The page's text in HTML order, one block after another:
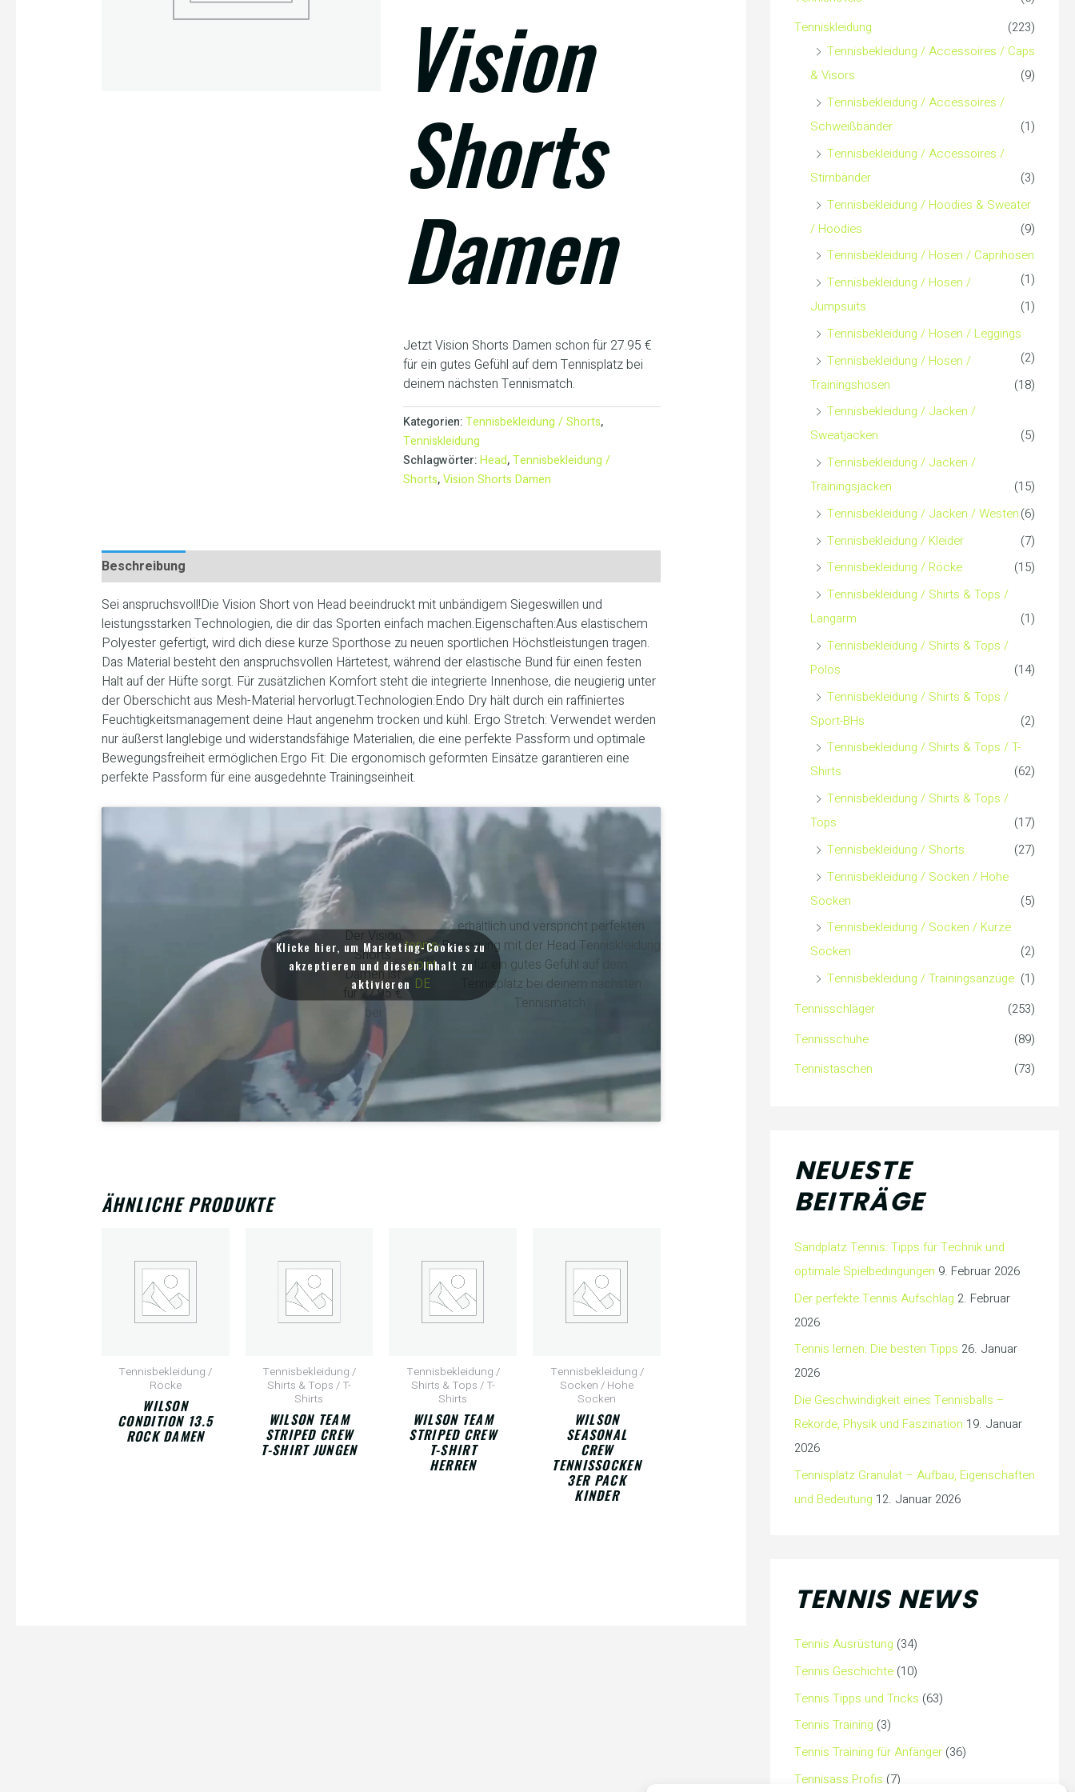
Vision
Shorts
Damen
Jetzt Vision Shorts Damen schon für 27.95 €
für ein gutes Gefühl auf dem Tennisplatz bei
deinem nächsten Tennismatch.
Kategorien:Tennisbekleidung / Shorts,
Tenniskleidung
Schlagwörter:Head,Tennisbekleidung /
Shorts,Vision Shorts Damen
Beschreibung
Sei anspruchsvoll!Die Vision Short von Head beeindruckt mit unbändigem Siegeswillen und
leistungsstarken Technologien, die dir das Sporten einfach machen.Eigenschaften:Aus elastischem
Polyester gefertigt, wird dich diese kurze Sporthose zu neuen sportlichen Höchstleistungen tragen.
Das Material besteht den anspruchsvollen Härtetest, während der elastische Bund für einen festen
Halt auf der Hüfte sorgt. Für zusätzlichen Komfort steht die integrierte Innenhose, die neugierig unter
der Oberschicht aus Mesh-Material hervorlugt.Technologien:Endo Dry hält durch ein raffiniertes
Feuchtigkeitsmanagement deine Haut angenehm trocken und kühl. Ergo Stretch: Verwendet werden
nur äußerst langlebige und widerstandsfähige Materialien, die eine perfekte Passform und optimale
Bewegungsfreiheit ermöglichen.Ergo Fit: Die ergonomisch geformten Einsätze garantieren eine
perfekte Passform für eine ausgedehnte Trainingseinheit.
Der Vision
Shorts
Damen ist
für 27.95 €
bei
tennis-
point
DE
erhältlich und verspricht perfekten
Bewegung mit der Head Tenniskleidung
für ein gutes Gefühl auf dem
Tennisplatz bei deinem nächsten
Tennismatch.
Klicke hier, um Marketing-Cookies zu
akzeptieren und diesen Inhalt zu
aktivieren
ÄHNLICHE PRODUKTE
Tennisbekleidung /
Röcke
WILSON
CONDITION 13.5
ROCK DAMEN
Tennisbekleidung /
Shirts & Tops / T-
Shirts
WILSON TEAM
STRIPED CREW
T-SHIRT JUNGEN
Tennisbekleidung /
Shirts & Tops / T-
Shirts
WILSON TEAM
STRIPED CREW
T-SHIRT
HERREN
Tennisbekleidung /
Socken / Hohe
Socken
WILSON
SEASONAL
CREW
TENNISSOCKEN
3ER PACK
KINDER
c
Tenniskleidung
(223)
Tennisbekleidung / Accessoires / Caps
& Visors
(9)
Tennisbekleidung / Accessoires /
Schweißbänder
(1)
Tennisbekleidung / Accessoires /
Stirnbänder
(3)
Tennisbekleidung / Hoodies & Sweater
/ Hoodies
(9)
Tennisbekleidung / Hosen / Caprihosen
(1)
Tennisbekleidung / Hosen /
Jumpsuits
(1)
Tennisbekleidung / Hosen / Leggings
(2)
Tennisbekleidung / Hosen /
Trainingshosen
(18)
Tennisbekleidung / Jacken /
Sweatjacken
(5)
Tennisbekleidung / Jacken /
Trainingsjacken
(15)
Tennisbekleidung / Jacken / Westen(6)
Tennisbekleidung / Kleider
(7)
Tennisbekleidung / Röcke
(15)
Tennisbekleidung / Shirts & Tops /
Langarm
(1)
Tennisbekleidung / Shirts & Tops /
Polos
(14)
Tennisbekleidung / Shirts & Tops /
Sport-BHs
(2)
Tennisbekleidung / Shirts & Tops / T-
Shirts
(62)
Tennisbekleidung / Shirts & Tops /
Tops
(17)
Tennisbekleidung / Shorts
(27)
Tennisbekleidung / Socken / Hohe
Socken
(5)
Tennisbekleidung / Socken / Kurze
Socken
(2)
Tennisbekleidung / Trainingsanzüge (1)
Tennisschläger
(253)
Tennisschuhe
(89)
Tennistaschen
(73)
NEUESTE
BEITRÄGE
Sandplatz Tennis: Tipps für Technik und
optimale Spielbedingungen 9. Februar 2026
Der perfekte Tennis Aufschlag 2. Februar
2026
Tennis lernen: Die besten Tipps 26. Januar
2026
Die Geschwindigkeit eines Tennisballs –
Rekorde, Physik und Faszination 19. Januar
2026
Tennisplatz Granulat – Aufbau, Eigenschaften
und Bedeutung 12. Januar 2026
TENNIS NEWS
Tennis Ausrüstung (34)
Tennis Geschichte(10)
Tennis Tipps und Tricks (63)
Tennis Training (3)
Tennis Training für Anfänger(36)
Tennisass Profis (7)